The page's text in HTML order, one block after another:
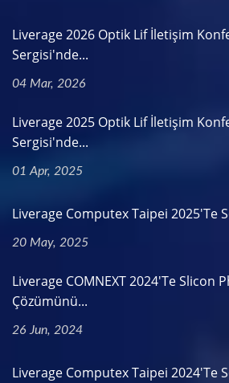
Liverage 2026 Optik Lif İletişim
Sergisi'nde...
04 Mar, 2026
Liverage 2025 Optik Lif İletişim
Sergisi'nde...
01 Apr, 2025
Liverage Computex Taipei 2025'te
20 May, 2025
Liverage COMNEXT 2024'te Slicon
Çözümünü...
26 Jun, 2024
Liverage Computex Taipei 2024'te